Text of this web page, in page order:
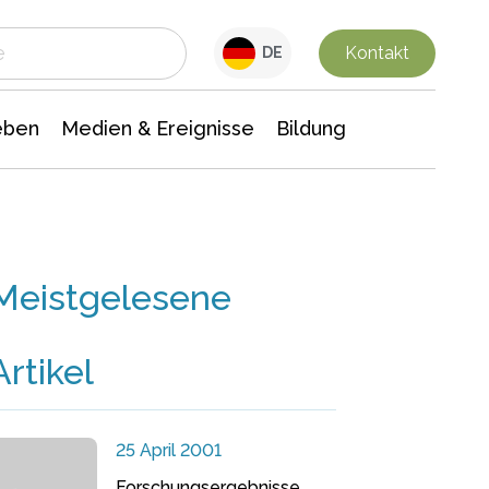
DE Kontakt
Medien & Ereignisse Bildung
25 April 2001